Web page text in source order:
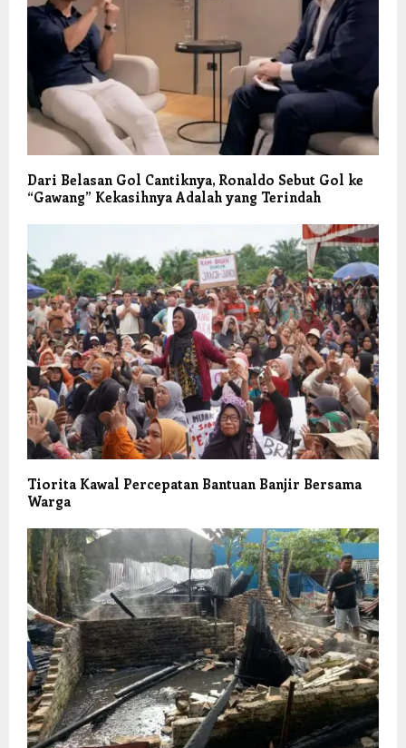
Dari Belasan Gol Cantiknya, Ronaldo Sebut Gol ke
“Gawang” Kekasihnya Adalah yang Terindah
Tiorita Kawal Percepatan Bantuan Banjir Bersama
Warga